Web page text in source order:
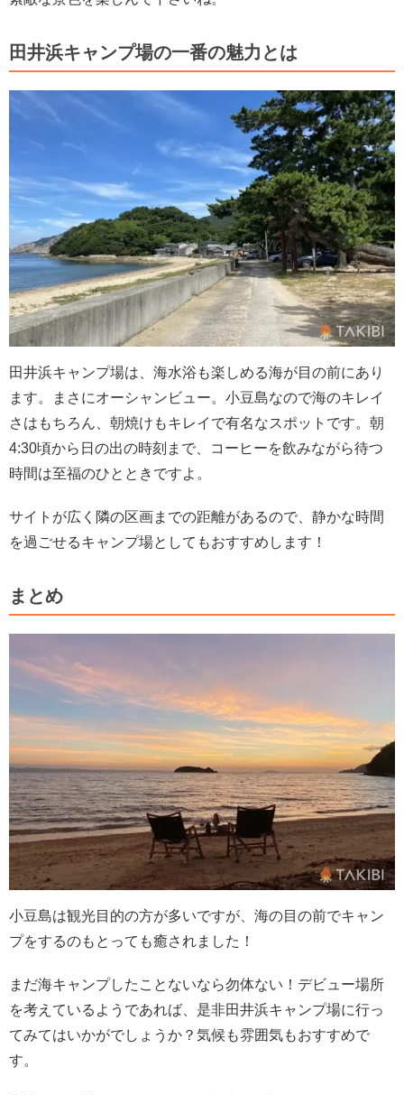
田井浜キャンプ場の一番の魅力とは
田井浜キャンプ場は、海水浴も楽しめる海が目の前にあり
ます。まさにオーシャンビュー。小豆島なので海のキレイ
さはもちろん、朝焼けもキレイで有名なスポットです。朝
4:30頃から日の出の時刻まで、コーヒーを飲みながら待つ
時間は至福のひとときですよ。
サイトが広く隣の区画までの距離があるので、静かな時間
を過ごせるキャンプ場としてもおすすめします！
まとめ
小豆島は観光目的の方が多いですが、海の目の前でキャン
プをするのもとっても癒されました！
まだ海キャンプしたことないなら勿体ない！デビュー場所
を考えているようであれば、是非田井浜キャンプ場に行っ
てみてはいかがでしょうか？気候も雰囲気もおすすめで
す。